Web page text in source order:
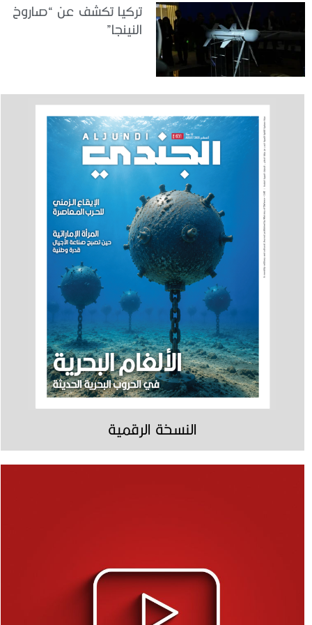
تركيا تكشف عن “صاروخ
النينجا”
النسخة الرقمية